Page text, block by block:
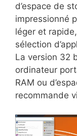
d’espace de
impressionné
léger et
sélection
La version 32
ordinateur
RAM ou
recommande